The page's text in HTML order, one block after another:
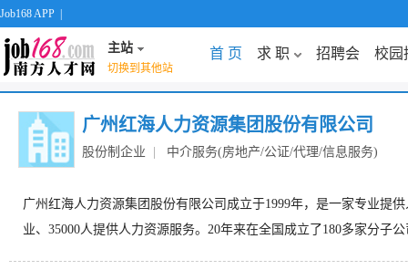
Job168 APP
主站
切换到其他站
首 页 求 职 招聘会 校园
广州红海人力资源集团股份有限公司
股份制企业 中介服务(房地产/公证/代理/信息服务)
广州红海人力资源集团股份有限公司成立于1999年，是一家专业提
业、35000人提供人力资源服务。20年来在全国成立了180多家分子